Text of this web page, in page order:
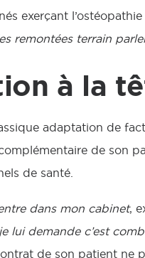
exerçant
remontées terrain
à la
adaptation de
de son
de santé.
dans mon cabinet,
lui demande c’est
de son patient ne